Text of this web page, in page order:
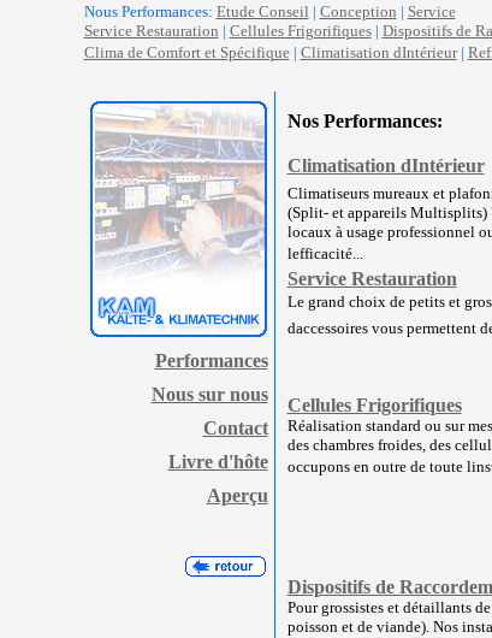
Nous Performances: Etude Conseil | Conception | Service
Service Restauration | Cellules Frigorifiques| Dispositifs de
Clima de Comfort et Spécifique| Climatisation dIntérieur|
Performances
Nous sur nous
Contact
Livre d'hôte
Aperçu
Nos Performances:
Climatisation dIntérieur
Climatiseurs mureaux et
(Split- et appareils Multisplits)
locaux à usage professionnel
lefficacité...
Service Restauration
Le grand choix de petits et
daccessoires vous permettent
Cellules Frigorifiques
Réalisation standard ou sur
des chambres froides, des
occupons en outre de toute
Dispositifs de
Pour grossistes et détaillants
poisson et de viande). Nos